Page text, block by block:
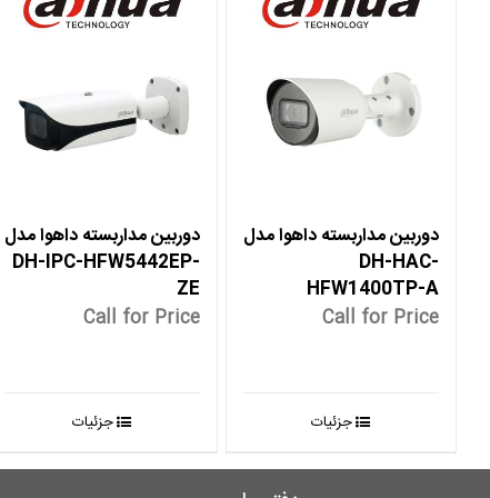
دوربین مداربسته داهوا مدل
DH-HAC-
HFW1400TP-A
Call for Price
جزئیات
دوربین مداربسته داهوا مدل
DH-IPC-HFW5442EP-
ZE
Call for Price
جزئیات